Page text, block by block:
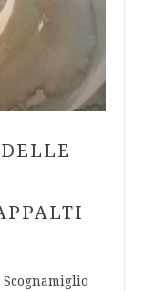
Scognamiglio